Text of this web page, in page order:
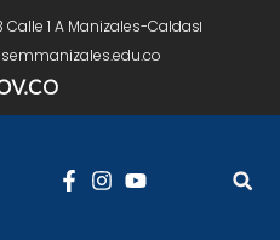
Calle 1 A Manizales-Caldas